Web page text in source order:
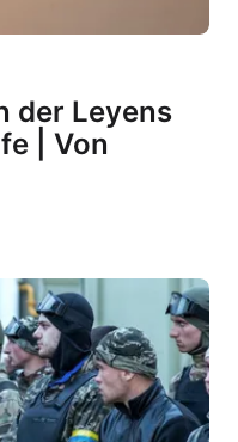
der Leyens
| Von